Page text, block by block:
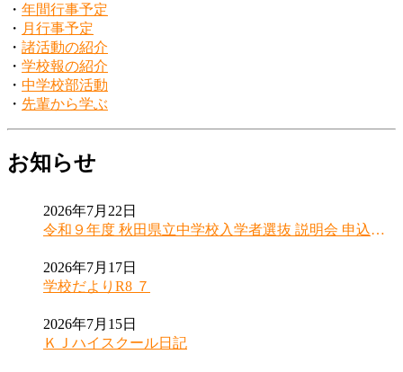
・ 年間行事予定
・ 月行事予定
・ 諸活動の紹介
・ 学校報の紹介
・ 中学校部活動
・ 先輩から学ぶ
お知らせ
2026年7月22日
令和９年度 秋田県立中学校入学者選抜 説明会 申込受
2026年7月17日
学校だよりR8 ７
2026年7月15日
ＫＪハイスクール日記